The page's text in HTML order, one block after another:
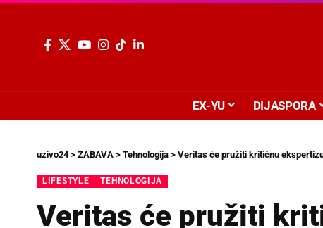
EX-YU DIJASPORA
uzivo24> ZABAVA > Tehnologija > Veritas će pružiti kritičnu
LIFESTYLE TEHNOLOGIJA
Veritas će pružiti